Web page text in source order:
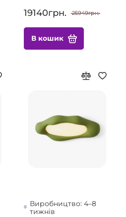
19140грн. 25949грн.
В кошик
Виробництво: 4–8
тижнів